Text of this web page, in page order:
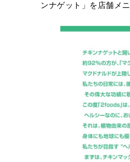
ンナゲット」を店舗メ